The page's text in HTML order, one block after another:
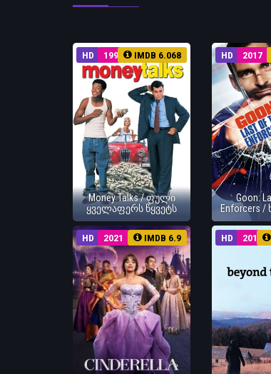
HD 1997 IMDB 6.068
Money Talks / ფული
ყველაფერს წყვეტს
HD 2017
Goon:
Enforcers /
HD 2021 IMDB 6.9 HD 2012